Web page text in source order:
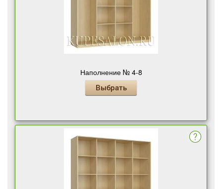
Наполнение № 4-8
Выбрать